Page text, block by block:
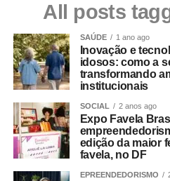
All posts
SAÚDE 1 ano ago
Inovação e
idosos: como a
transformando
institucionais
SOCIAL 2 anos ago
Expo Favela
edição da maior
favela, no DF
EPREENDEDORISMO